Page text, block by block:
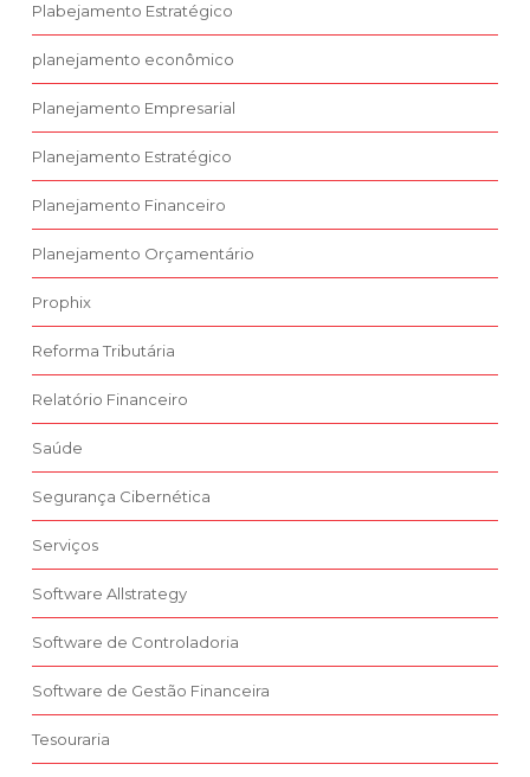
Plabejamento Estratégico
planejamento econômico
Planejamento Empresarial
Planejamento Estratégico
Planejamento Financeiro
Planejamento Orçamentário
Prophix
Reforma Tributária
Relatório Financeiro
Saúde
Segurança Cibernética
Serviços
Software Allstrategy
Software de Controladoria
Software de Gestão Financeira
Tesouraria